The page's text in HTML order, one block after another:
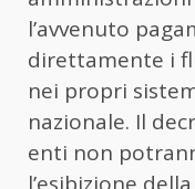
l’avvenuto
direttamente i
nei propri
nazionale. Il
enti non